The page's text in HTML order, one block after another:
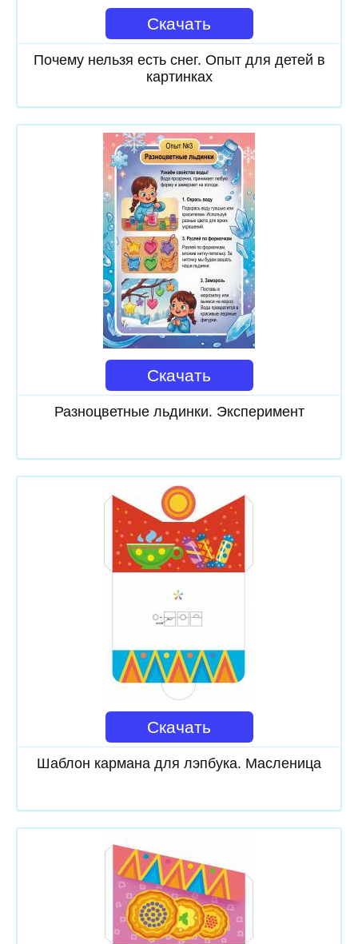
Скачать
Почему нельзя есть снег. Опыт для детей в
картинках
Скачать
Разноцветные льдинки. Эксперимент
Скачать
Шаблон кармана для лэпбука. Масленица